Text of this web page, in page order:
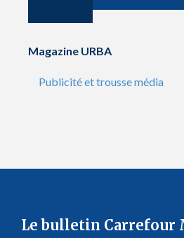
Magazine URBA
Publicité et trousse média
Le bulletin Carrefour